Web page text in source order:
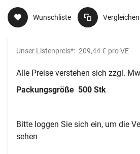
Wunschliste Vergleichen
Unser Listenpreis*: 209,44 € pro VE
Alle Preise verstehen sich zzgl.
Packungsgröße 500 Stk
Bitte loggen Sie sich ein, um die
sehen